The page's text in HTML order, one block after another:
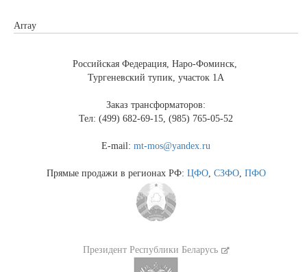
Array
Российская Федерация, Наро-Фоминск,
Тургеневский тупик, участок 1А
Заказ трансформаторов:
Тел: (499) 682-69-15, (985) 765-05-52
E-mail:mt-mos@yandex.ru
Прямые продажи в регионах РФ: ЦФО, СЗФО, ПФО
Президент Республики Беларусь